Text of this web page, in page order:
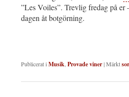
”Les Voiles”. Trevlig fredag på er
dagen åt botgörning.
Publicerat i Musik Provade viner|Märkt